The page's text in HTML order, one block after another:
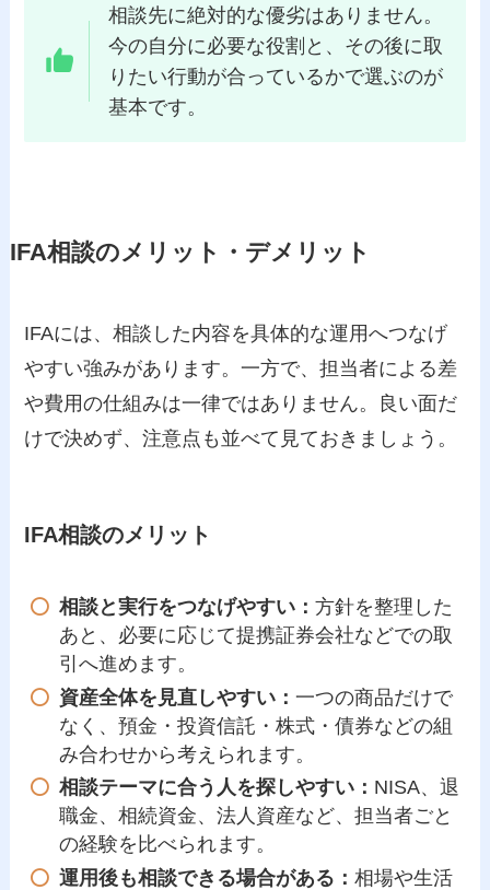
相談先に絶対的な優劣はありません。
今の自分に必要な役割と、その後に取
りたい行動が合っているかで選ぶのが
基本です。
IFA相談のメリット・デメリット
IFAには、相談した内容を具体的な運用へつなげ
やすい強みがあります。一方で、担当者による差
や費用の仕組みは一律ではありません。良い面だ
けで決めず、注意点も並べて見ておきましょう。
IFA相談のメリット
相談と実行をつなげやすい： 方針を整理した
あと、必要に応じて提携証券会社などでの取
引へ進めます。
資産全体を見直しやすい： 一つの商品だけで
なく、預金・投資信託・株式・債券などの組
み合わせから考えられます。
相談テーマに合う人を探しやすい： NISA、退
職金、相続資金、法人資産など、担当者ごと
の経験を比べられます。
運用後も相談できる場合がある： 相場や生活